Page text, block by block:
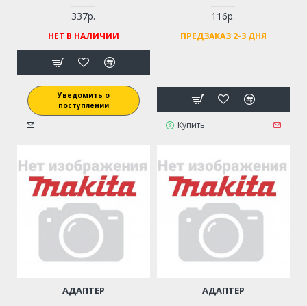
337р.
НЕТ В НАЛИЧИИ
Уведомить о
поступлении
116р.
ПРЕДЗАКАЗ 2-3 ДНЯ
Купить
АДАПТЕР АДАПТЕР